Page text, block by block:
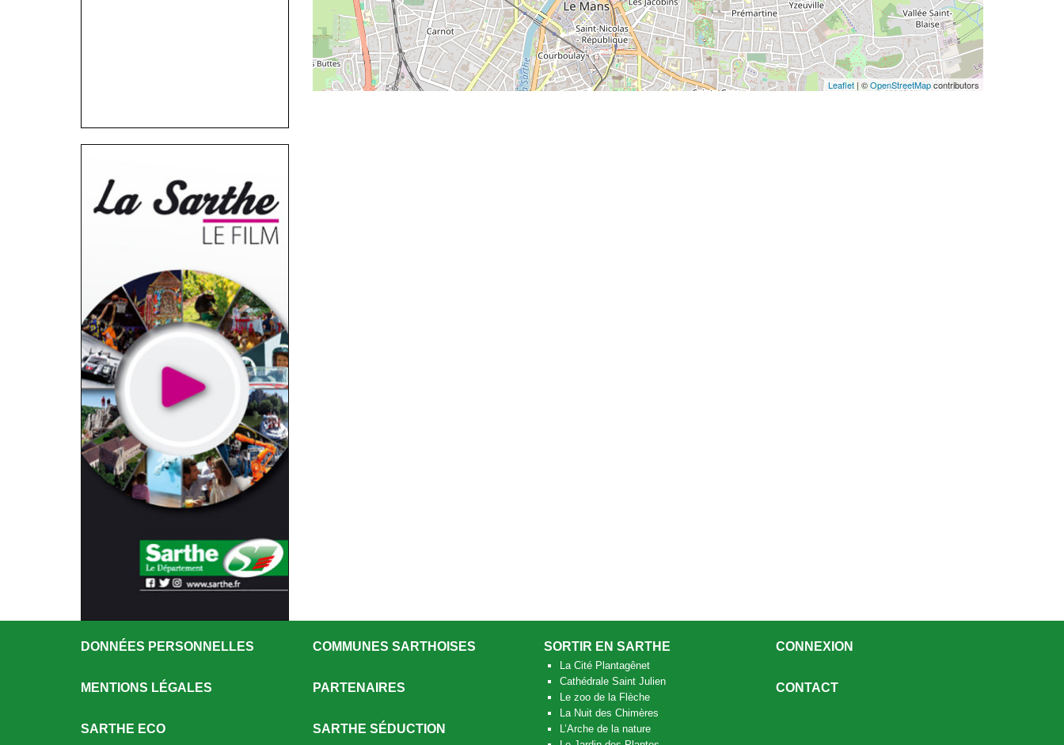
Leaflet| ©OpenStreetMapcontributors
DONNÉES PERSONNELLES
MENTIONS LÉGALES
SARTHE ECO
COMMUNES SARTHOISES
PARTENAIRES
SARTHE SÉDUCTION
SORTIR EN SARTHE
La Cité Plantagênet
Cathédrale Saint Julien
Le zoo de la Flèche
La Nuit des Chimères
L’Arche de la nature
CONNEXION
CONTACT